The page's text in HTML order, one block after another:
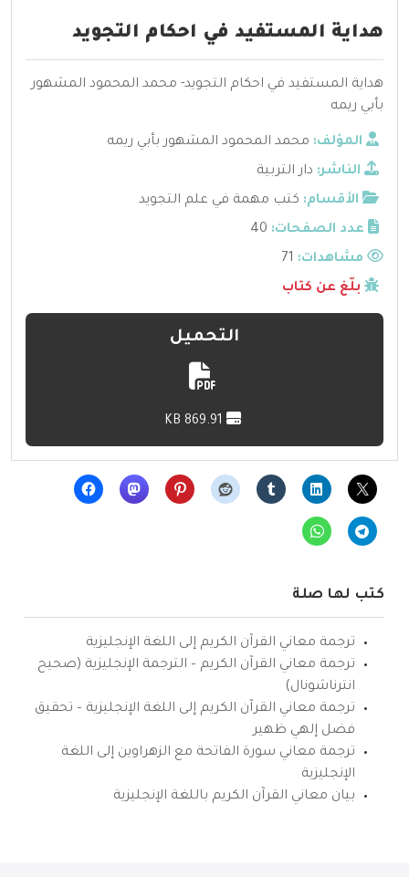
هداية المستفيد في احكام التجويد
هداية المستفيد في احكام التجويد- محمد المحمود المشهور
بأبي ريمه
المؤلف: محمد المحمود المشهور بأبي ريمه
الناشر: دار التربية
الأقسام: كتب مهمة في علم التجويد
عدد الصفحات: 40
مشاهدات:
بلّغ عن كتاب
التحميل
كتب لها صلة
ترجمة معاني القرآن الكريم إلى اللغة الإنجليزية
ترجمة معاني القرآن الكريم – الترجمة الإنجليزية (صحيح
انترناشونال)
ترجمة معاني القرآن الكريم إلى اللغة الإنجليزية – تحقيق
فضل إلهي ظهير
ترجمة معاني سورة الفاتحة مع الزهراوين إلى اللغة
الإنجليزية
بيان معاني القرآن الكريم باللغة الإنجليزية